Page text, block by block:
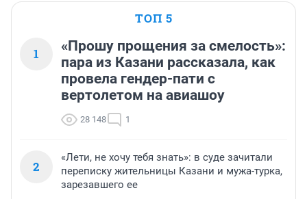
ТОП 5
1
«Прошу прощения за смелость»:
пара из Казани рассказала, как
провела гендер-пати с
вертолетом на авиашоу
28 148 1
2
«Лети, не хочу тебя знать»: в суде зачитали
переписку жительницы Казани и мужа-турка,
зарезавшего ее